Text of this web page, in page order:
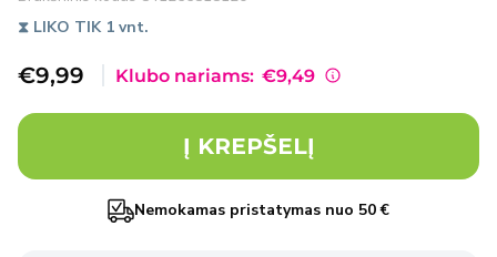
⧗ LIKO TIK 1 vnt.
Išpardavimo
€9,99 Klubo nariams: €9,49
Į KREPŠELĮ
Nemokamas pristatymas nuo 50 €